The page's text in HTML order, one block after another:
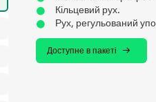
Кільцевий рух.
Рух, регульований
Доступне в пакеті